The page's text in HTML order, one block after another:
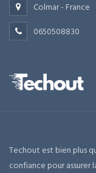
Colmar - France
0650508830
Techout est bien plus
confiance pour